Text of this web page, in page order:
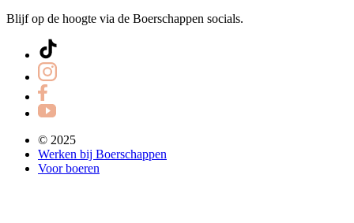
Blijf op de hoogte via de Boerschappen socials.
© 2025
Werken bij Boerschappen
Voor boeren